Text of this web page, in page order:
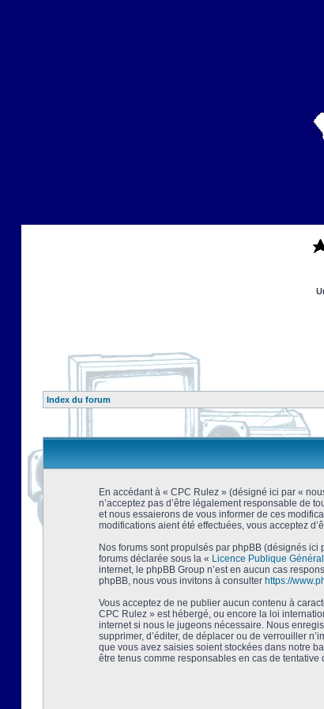
Index du forum
En accédant à « CPC Rulez » (désigné ici par «
n’acceptez pas d’être légalement responsable de
et nous essaierons de vous informer de ces
modifications aient été effectuées, vous acceptez
Nos forums sont propulsés par phpBB (désignés
forums déclarée sous la « Licence Publique
internet, le phpBB Group n’est en aucun cas
phpBB, nous vous invitons à consulter https://
Vous acceptez de ne publier aucun contenu à
CPC Rulez » est hébergé, ou encore la loi
internet si nous le jugeons nécessaire. Nous
supprimer, d’éditer, de déplacer ou de verrouiller
que vous avez saisies soient stockées dans notre
être tenus comme responsables en cas de